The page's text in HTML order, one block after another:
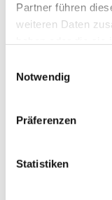
Partner führen
weiteren Daten
Notwendig
Präferenzen
Statistiken
Dies